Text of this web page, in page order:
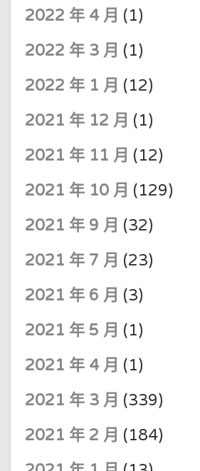
2022 年 4 月 (1)
2022 年 3 月 (1)
2022 年 1 月 (12)
2021 年 12 月 (1)
2021 年 11 月 (12)
2021 年 10 月 (129)
2021 年 9 月 (32)
2021 年 7 月 (23)
2021 年 6 月 (3)
2021 年 5 月 (1)
2021 年 4 月 (1)
2021 年 3 月 (339)
2021 年 2 月 (184)